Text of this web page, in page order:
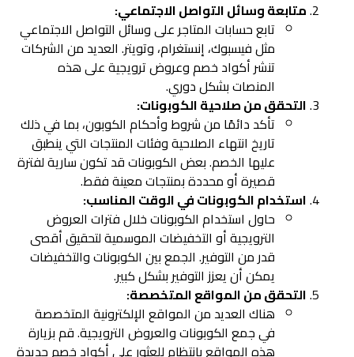
متابعة وسائل التواصل الاجتماعي:
تابع حسابات المتاجر على وسائل التواصل الاجتماعي
مثل فيسبوك، إنستغرام، وتويتر. العديد من الشركات
تنشر أكواد خصم وعروض ترويجية على هذه
المنصات بشكل دوري.
التحقق من صلاحية الكوبونات:
تأكد دائمًا من شروط وأحكام الكوبون، بما في ذلك
تاريخ انتهاء الصلاحية وفئات المنتجات التي ينطبق
عليها الخصم. بعض الكوبونات قد تكون سارية لفترة
قصيرة أو محددة بمنتجات معينة فقط.
استخدام الكوبونات في الوقت المناسب:
حاول استخدام الكوبونات خلال فترات العروض
الترويجية أو التخفيضات الموسمية لتحقيق أقصى
قدر من التوفير. الجمع بين الكوبونات والتخفيضات
يمكن أن يعزز التوفير بشكل كبير.
التحقق من المواقع المتخصصة:
هناك العديد من المواقع الإلكترونية المتخصصة
في جمع الكوبونات والعروض الترويجية. قم بزيارة
هذه المواقع بانتظام للعثور على أكواد خصم جديدة